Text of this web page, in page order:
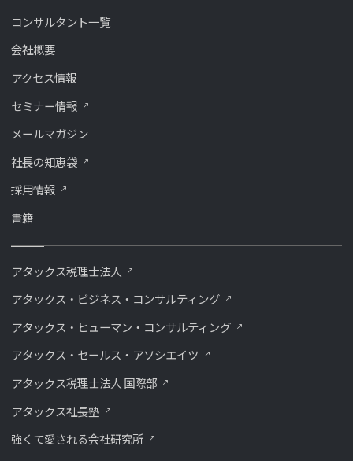
コンサルタント一覧
会社概要
アクセス情報
セミナー情報
メールマガジン
社長の知恵袋
採用情報
書籍
アタックス税理士法人
アタックス・ビジネス・コンサルティング
アタックス・ヒューマン・コンサルティング
アタックス・セールス・アソシエイツ
アタックス税理士法人 国際部
アタックス社長塾
強くて愛される会社研究所